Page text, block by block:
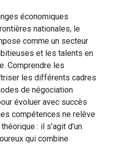
économiques
nationales, le
comme un secteur
et les talents en
Comprendre les
les différents cadres
de négociation
évoluer avec succès
compétences ne relève
: il s’agit d’un
qui combine